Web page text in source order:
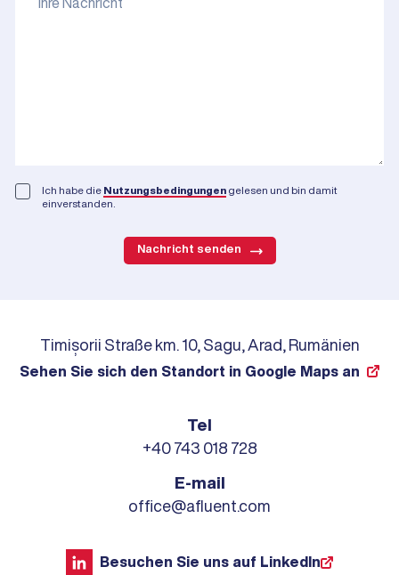
Timișorii Straße km. 10, Sagu, Arad, Rumänien
Sehen Sie sich den Standort in Google Maps an
Tel
+40 743 018 728
E-mail
office@afluent.com
Besuchen Sie uns auf LinkedIn
Ich habe die Nutzungsbedingungengelesen und bin damit
einverstanden.
Nachricht senden